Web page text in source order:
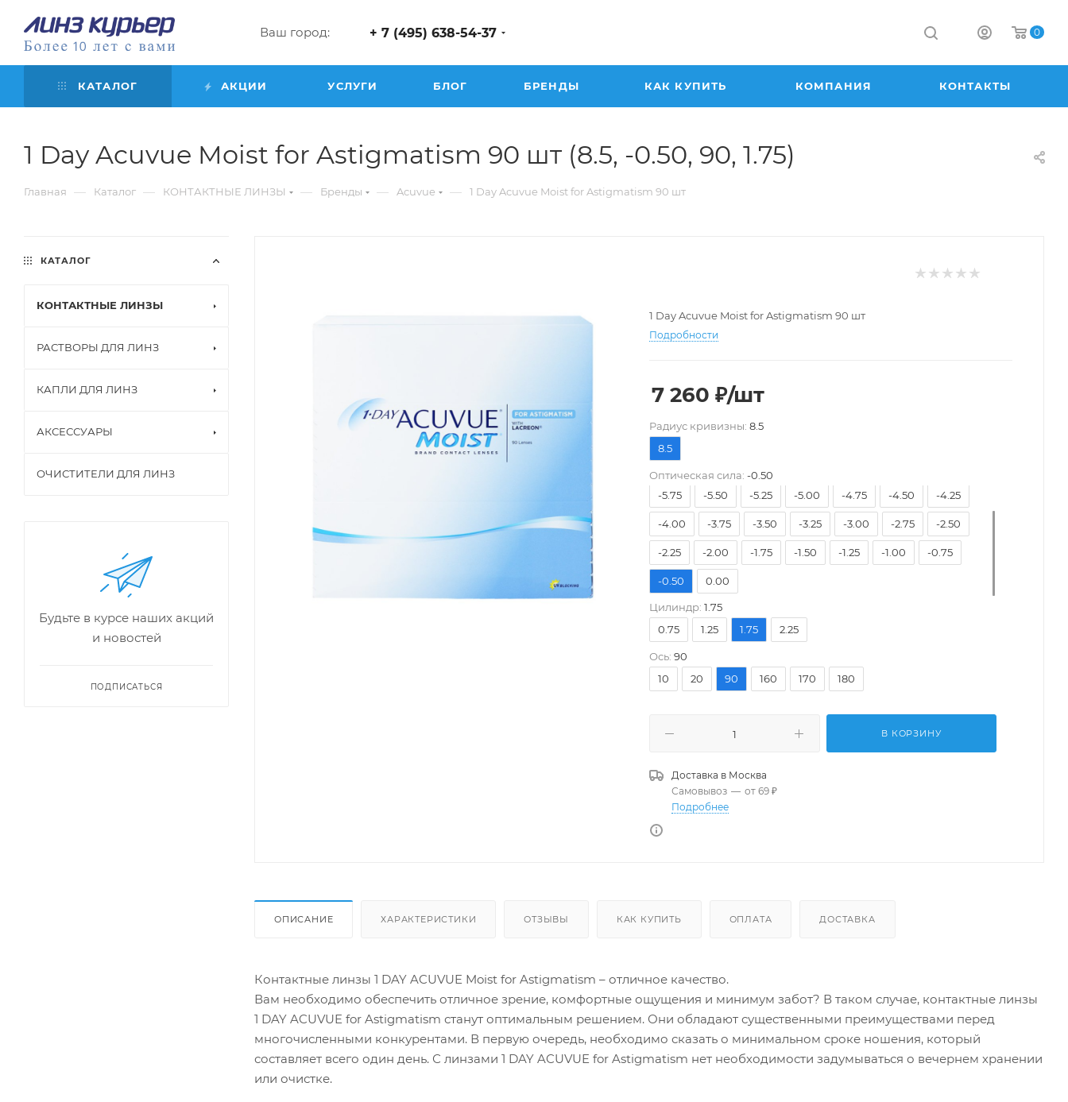
Ваш город: + 7 (495) 638-54-37 0
КАТАЛОГ АКЦИИ УСЛУГИ БЛОГ БРЕНДЫ КАК КУПИТЬ КОМПАНИЯ КОНТАКТЫ
1 Day Acuvue Moist for Astigmatism 90 шт (8.5, -0.50, 90, 1.75)
Главная — Каталог — КОНТАКТНЫЕ ЛИНЗЫ — Бренды — Acuvue — 1 Day Acuvue Moist for Astigmatism 90 шт
1 Day Acuvue Moist for Astigmatism 90 шт
Подробности
7 260 ₽/шт
Pадиус кривизны: 8.5
8.5
Оптическая сила: -0.50
-5.75 -5.50 -5.25 -5.00 -4.75 -4.50 -4.25
-4.00 -3.75 -3.50 -3.25 -3.00 -2.75 -2.50
-2.25 -2.00 -1.75 -1.50 -1.25 -1.00 -0.75
-0.50 0.00
Цилиндр: 1.75
0.75
1.25 1.75 2.25
Ось: 90
10
20 90 160 170 180
В КОРЗИНУ
Доставка в Москва
Самовывоз — от 69 ₽
Подробнее
ОПИСАНИЕ ХАРАКТЕРИСТИКИ ОТЗЫВЫ КАК КУПИТЬ ОПЛАТА ДОСТАВКА
Контактные линзы 1 DAY ACUVUE Moist for Astigmatism – отличное качество.
Вам необходимо обеспечить отличное зрение, комфортные ощущения и минимум забот? В таком случае, контактные линзы
1 DAY ACUVUE for Astigmatism станут оптимальным решением. Они обладают существенными преимуществами перед
многочисленными конкурентами. В первую очередь, необходимо сказать о минимальном сроке ношения, который
составляет всего один день. С линзами 1 DAY ACUVUE for Astigmatism нет необходимости задумываться о вечернем хранении
или очистке.
КАТАЛОГ
КОНТАКТНЫЕ ЛИНЗЫ
РАСТВОРЫ ДЛЯ ЛИНЗ
КАПЛИ ДЛЯ ЛИНЗ
АКСЕССУАРЫ
ОЧИСТИТЕЛИ ДЛЯ ЛИНЗ
Будьте в курсе наших акций
и новостей
ПОДПИСАТЬСЯ